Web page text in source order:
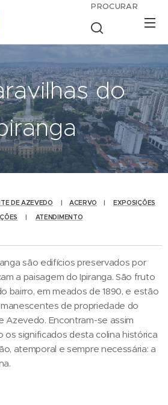
PROCURAR
do
DE AZEVEDO | ACERVO | EXPOSIÇÕES
| ATENDIMENTO
são edifícios preservados por
a paisagem do Ipiranga. São fruto
bairro, em meados de 1890, e estão
de propriedade do
Azevedo. Encontram-se assim
os significados desta colina histórica
atemporal e sempre necessária: a